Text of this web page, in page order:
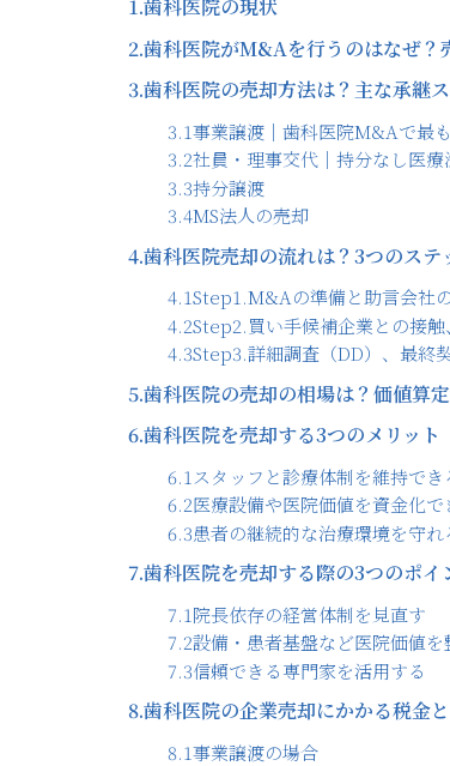
1.歯科医院の現状
2.歯科医院がM&Aを行うのはなぜ？
3.歯科医院の売却方法は？主な承継
3.1事業譲渡｜歯科医院M&Aで最
3.2社員・理事交代｜持分なし医
3.3持分譲渡
3.4MS法人の売却
4.歯科医院売却の流れは？3つのステ
4.1Step1.M&Aの準備と助言会社
4.2Step2.買い手候補企業との接
4.3Step3.詳細調査（DD）、最終
5.歯科医院の売却の相場は？価値算
6.歯科医院を売却する3つのメリット
6.1 スタッフと診療体制を維持でき
6.2医療設備や医院価値を資金化で
6.3患者の継続的な治療環境を守れ
7.歯科医院を売却する際の3つのポイ
7.1院長依存の経営体制を見直す
7.2設備・患者基盤など医院価値を
7.3信頼できる専門家を活用する
8.歯科医院の企業売却にかかる税金と
8.1事業譲渡の場合